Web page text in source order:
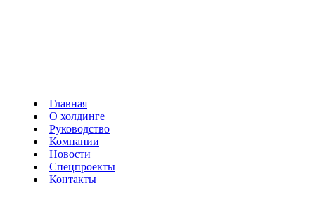
Главная
О холдинге
Руководство
Компании
Новости
Спецпроекты
Контакты